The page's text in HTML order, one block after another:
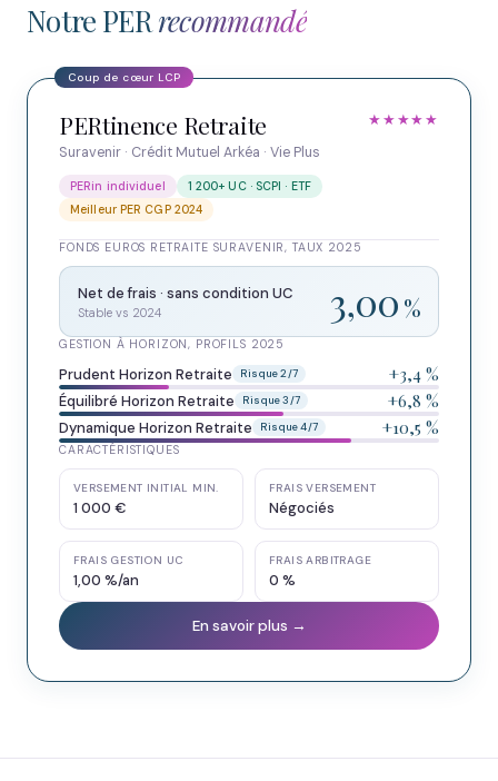
Notre PERrecommandé
PERtinence Retraite
Suravenir · Crédit Mutuel Arkéa · Vie Plus
★★★★★
PERin individuel
1 200+ UC · SCPI · ETF
Meilleur PER CGP 2024
FONDS EUROS RETRAITE SURAVENIR, TAUX 2025
Net de frais · sans condition UC
Stable vs 2024 3,00 %
GESTION À HORIZON, PROFILS 2025
Prudent Horizon Retraite Risque 2/7 +3,4 %
Équilibré Horizon Retraite Risque 3/7 +6,8 %
Dynamique Horizon Retraite Risque 4/7 +10,5 %
CARACTÉRISTIQUES
VERSEMENT INITIAL MIN.
1 000 €
FRAIS VERSEMENT
Négociés
FRAIS GESTION UC
1,00 %/an
FRAIS ARBITRAGE
0 %
En savoir plus →